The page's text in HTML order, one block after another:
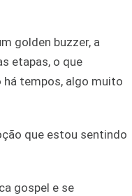
golden buzzer, a
etapas, o que
há tempos, algo muito
que estou sentindo
gospel e se